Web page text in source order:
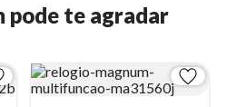
pode te agradar